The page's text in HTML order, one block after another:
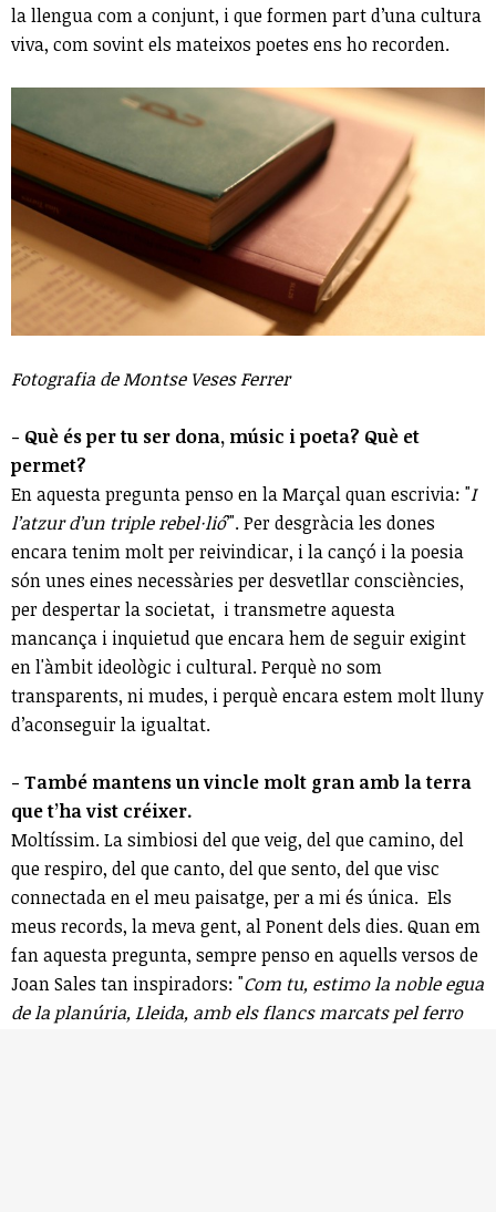
la llengua com a conjunt, i que formen part d’una cultura
viva, com sovint els mateixos poetes ens ho recorden.
Fotografia de Montse Veses Ferrer
- Què és per tu ser dona, músic i poeta? Què et
permet?
En aquesta pregunta penso en la Marçal quan escrivia: "I
l’atzur d’un triple rebel·lió’". Per desgràcia les dones
encara tenim molt per reivindicar, i la cançó i la poesia
són unes eines necessàries per desvetllar consciències,
per despertar la societat, i transmetre aquesta
mancança i inquietud que encara hem de seguir exigint
en l'àmbit ideològic i cultural. Perquè no som
transparents, ni mudes, i perquè encara estem molt lluny
d’aconseguir la igualtat.
- També mantens un vincle molt gran amb la terra
que t’ha vist créixer.
Moltíssim. La simbiosi del que veig, del que camino, del
que respiro, del que canto, del que sento, del que visc
connectada en el meu paisatge, per a mi és única. Els
meus records, la meva gent, al Ponent dels dies. Quan em
fan aquesta pregunta, sempre penso en aquells versos de
Joan Sales tan inspiradors: "Com tu, estimo la noble egua
de la planúria, Lleida, amb els flancs marcats pel ferro